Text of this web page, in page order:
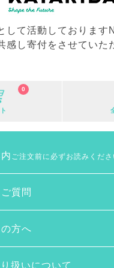
して活動しております
感し寄付をさせていた
0
ご注文前に必ずお読みくださ
質問
方へ
扱いについて